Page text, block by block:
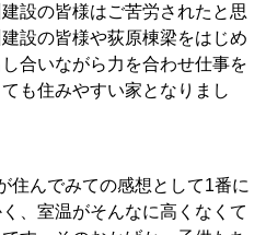
設の皆様はご苦労されたと思
設の皆様や荻原棟梁をはじめ
合いながら力を合わせ仕事を
も住みやすい家となりまし
んでみての感想として1番に
、室温がそんなに高くなくて